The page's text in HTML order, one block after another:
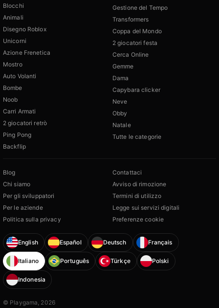
Blocchi
Animali
Disegno Roblox
Unicorni
Azione Frenetica
Mostro
Auto Volanti
Bombe
Noob
Carri Armati
2 giocatori retrò
Ping Pong
Backflip
Gestione del Tempo
Transformers
Coppa del Mondo
2 giocatori festa
Cerca Online
Gemme
Dama
Capybara clicker
Neve
Obby
Natale
Tutte le categorie
Blog
Chi siamo
Per gli sviluppatori
Per le aziende
Politica sulla privacy
Contattaci
Avviso di rimozione
Termini di utilizzo
Legge sui servizi digitali
Preferenze cookie
English Español Deutsch Français
Italiano Português Türkçe Polski
Indonesia
© Playgama, 2026